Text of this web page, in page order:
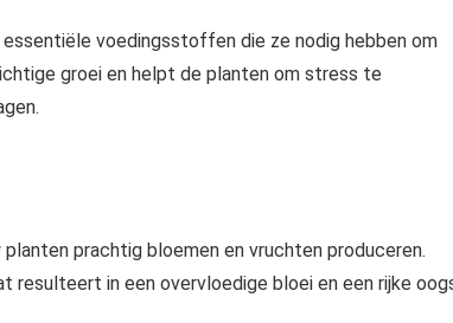
essentiële voedingsstoffen die ze nodig hebben om
groei en helpt de planten om stress te
planten prachtig bloemen en vruchten produceren.
resulteert in een overvloedige bloei en een rijke